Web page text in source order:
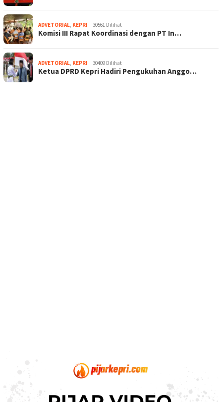
ADVETORIAL, KEPRI 30561 Dilihat
Komisi III Rapat Koordinasi dengan PT In…
ADVETORIAL, KEPRI 30409 Dilihat
Ketua DPRD Kepri Hadiri Pengukuhan Anggo…